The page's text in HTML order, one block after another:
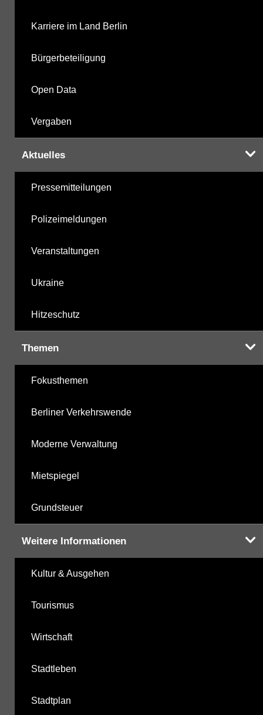
Karriere im Land Berlin
Bürgerbeteiligung
Open Data
Vergaben
Aktuelles
Pressemitteilungen
Polizeimeldungen
Veranstaltungen
Ukraine
Hitzeschutz
Themen
Fokusthemen
Berliner Verkehrswende
Moderne Verwaltung
Mietspiegel
Grundsteuer
Weitere Informationen
Kultur & Ausgehen
Tourismus
Wirtschaft
Stadtleben
Stadtplan